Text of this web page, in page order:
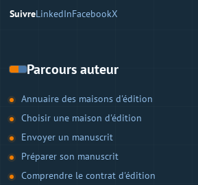
SuivreLinkedInFacebookX
Parcours auteur
Annuaire des maisons d'édition
Choisir une maison d'édition
Envoyer un manuscrit
Préparer son manuscrit
Comprendre le contrat d'édition